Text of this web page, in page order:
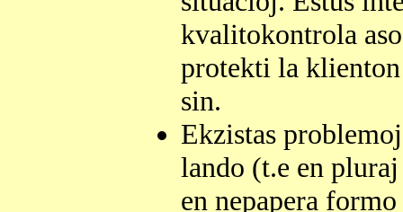
kvalitokontrola
protekti la
sin.
Ekzistas
lando (t.e en
en nepapera